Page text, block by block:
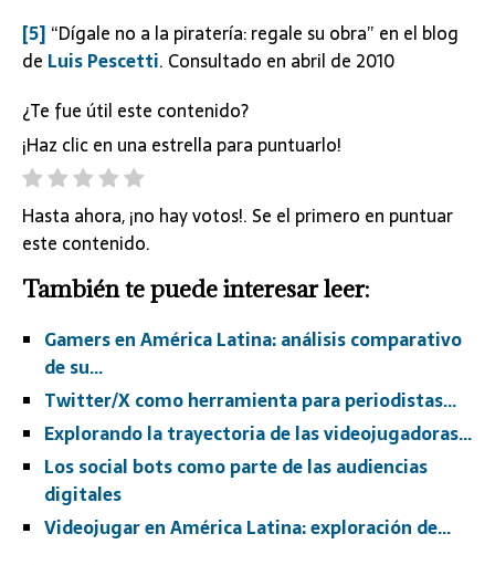
[5] “Dígale no a la piratería: regale su obra” en el blog
de Luis Pescetti. Consultado en abril de 2010
¿Te fue útil este contenido?
¡Haz clic en una estrella para puntuarlo!
Hasta ahora, ¡no hay votos!. Se el primero en puntuar
este contenido.
También te puede interesar leer:
Gamers en América Latina: análisis comparativo
de su…
Twitter/X como herramienta para periodistas…
Explorando la trayectoria de las videojugadoras…
Los social bots como parte de las audiencias
digitales
Videojugar en América Latina: exploración de…